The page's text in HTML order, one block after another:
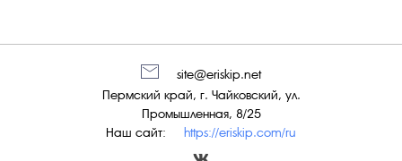
Наш сайт: https://eriskip.com/ru
Пермский край, г. Чайковский, ул.
Промышленная, 8/25
site@eriskip.net